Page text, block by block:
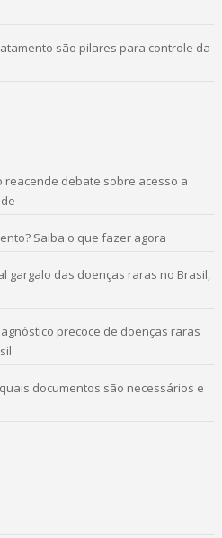
são pilares para controle da
reacende debate sobre acesso a
Saiba o que fazer agora
gargalo das doenças raras no Brasil,
precoce de doenças raras
documentos são necessários e